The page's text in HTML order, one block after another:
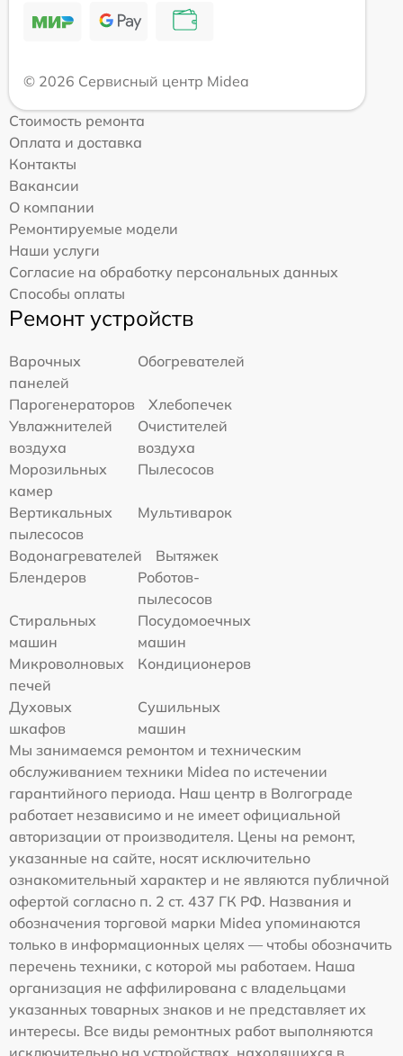
© 2026 Сервисный центр Midea
Стоимость ремонта
Оплата и доставка
Контакты
Вакансии
О компании
Ремонтируемые модели
Наши услуги
Согласие на обработку персональных данных
Способы оплаты
Ремонт устройств
Варочных
панелей
Обогревателей
Парогенераторов
Хлебопечек
Увлажнителей
воздуха
Очистителей
воздуха
Морозильных
камер
Пылесосов
Вертикальных
пылесосов
Мультиварок
Водонагревателей
Вытяжек
Блендеров
Роботов-
пылесосов
Стиральных
машин
Посудомоечных
машин
Микроволновых
печей
Кондиционеров
Духовых
шкафов
Сушильных
машин
Мы занимаемся ремонтом и техническим
обслуживанием техники Midea по истечении
гарантийного периода. Наш центр в Волгограде
работает независимо и не имеет официальной
авторизации от производителя. Цены на ремонт,
указанные на сайте, носят исключительно
ознакомительный характер и не являются публичной
офертой согласно п. 2 ст. 437 ГК РФ. Названия и
обозначения торговой марки Midea упоминаются
только в информационных целях — чтобы обозначить
перечень техники, с которой мы работаем. Наша
организация не аффилирована с владельцами
указанных товарных знаков и не представляет их
интересы. Все виды ремонтных работ выполняются
исключительно на устройствах, находящихся в